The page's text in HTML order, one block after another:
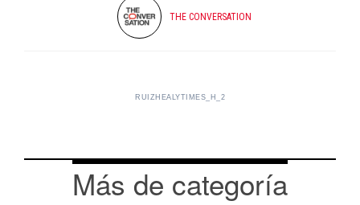
THE CONVERSATION
RUIZHEALYTIMES_H_2
Más de categoría